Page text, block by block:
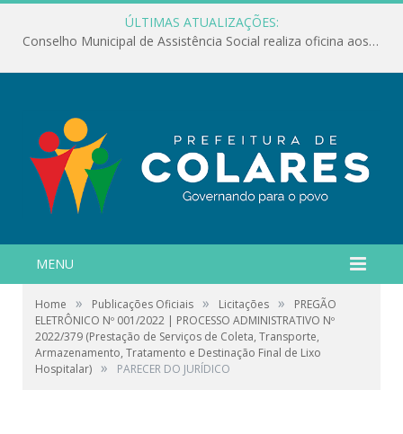
ÚLTIMAS ATUALIZAÇÕES:
Conselho Municipal de Assistência Social realiza oficina aos servidores
MENU
Home » Publicações Oficiais » Licitações »
PREGÃO
ELETRÔNICO Nº 001/2022 | PROCESSO ADMINISTRATIVO Nº
2022/379 (Prestação de Serviços de Coleta, Transporte,
Armazenamento, Tratamento e Destinação Final de Lixo
Hospitalar) » PARECER DO JURÍDICO